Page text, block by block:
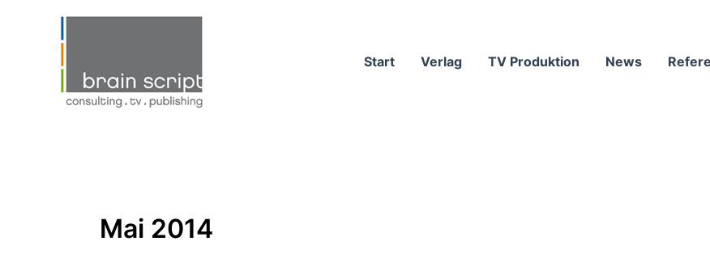
Start Verlag TV Produktion News
Mai 2014